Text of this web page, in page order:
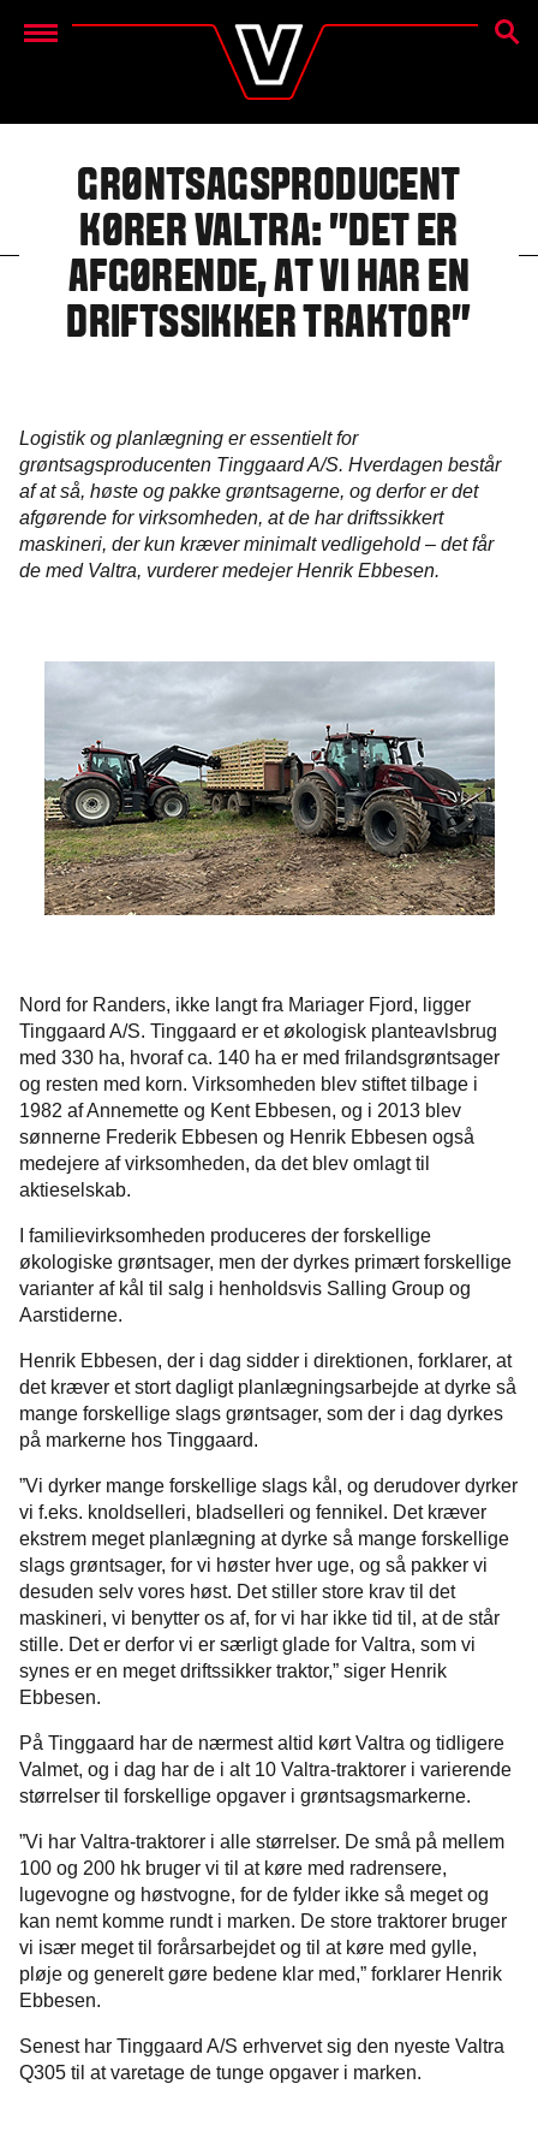
Menu
SØG
GRØNTSAGSPRODUCENT
KØRER VALTRA: ”DET ER
AFGØRENDE, AT VI HAR EN
DRIFTSSIKKER TRAKTOR”
Logistik og planlægning er essentielt for
grøntsagsproducenten Tinggaard A/S. Hverdagen består
af at så, høste og pakke grøntsagerne, og derfor er det
afgørende for virksomheden, at de har driftssikkert
maskineri, der kun kræver minimalt vedligehold – det får
de med Valtra, vurderer medejer Henrik Ebbesen.
Nord for Randers, ikke langt fra Mariager Fjord, ligger
Tinggaard A/S. Tinggaard er et økologisk planteavlsbrug
med 330 ha, hvoraf ca. 140 ha er med frilandsgrøntsager
og resten med korn. Virksomheden blev stiftet tilbage i
1982 af Annemette og Kent Ebbesen, og i 2013 blev
sønnerne Frederik Ebbesen og Henrik Ebbesen også
medejere af virksomheden, da det blev omlagt til
aktieselskab.
I familievirksomheden produceres der forskellige
økologiske grøntsager, men der dyrkes primært forskellige
varianter af kål til salg i henholdsvis Salling Group og
Aarstiderne.
Henrik Ebbesen, der i dag sidder i direktionen, forklarer, at
det kræver et stort dagligt planlægningsarbejde at dyrke så
mange forskellige slags grøntsager, som der i dag dyrkes
på markerne hos Tinggaard.
”Vi dyrker mange forskellige slags kål, og derudover dyrker
vi f.eks. knoldselleri, bladselleri og fennikel. Det kræver
ekstrem meget planlægning at dyrke så mange forskellige
slags grøntsager, for vi høster hver uge, og så pakker vi
desuden selv vores høst. Det stiller store krav til det
maskineri, vi benytter os af, for vi har ikke tid til, at de står
stille. Det er derfor vi er særligt glade for Valtra, som vi
synes er en meget driftssikker traktor,” siger Henrik
Ebbesen.
På Tinggaard har de nærmest altid kørt Valtra og tidligere
Valmet, og i dag har de i alt 10 Valtra-traktorer i varierende
størrelser til forskellige opgaver i grøntsagsmarkerne.
”Vi har Valtra-traktorer i alle størrelser. De små på mellem
100 og 200 hk bruger vi til at køre med radrensere,
lugevogne og høstvogne, for de fylder ikke så meget og
kan nemt komme rundt i marken. De store traktorer bruger
vi især meget til forårsarbejdet og til at køre med gylle,
pløje og generelt gøre bedene klar med,” forklarer Henrik
Ebbesen.
Senest har Tinggaard A/S erhvervet sig den nyeste Valtra
Q305 til at varetage de tunge opgaver i marken.